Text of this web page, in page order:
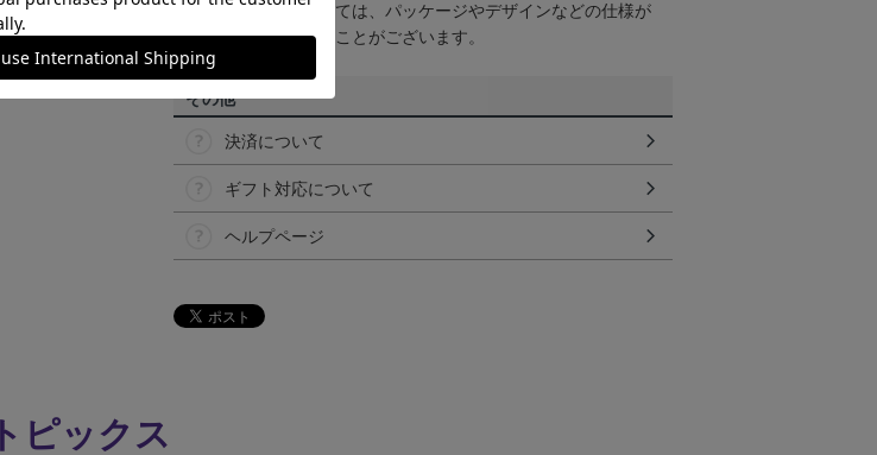
取り扱い商品によっては、パッケージやデザインなどの仕様が
予告なく変更になることがございます。
その他
決済について
ギフト対応について
ヘルプページ
トピックス